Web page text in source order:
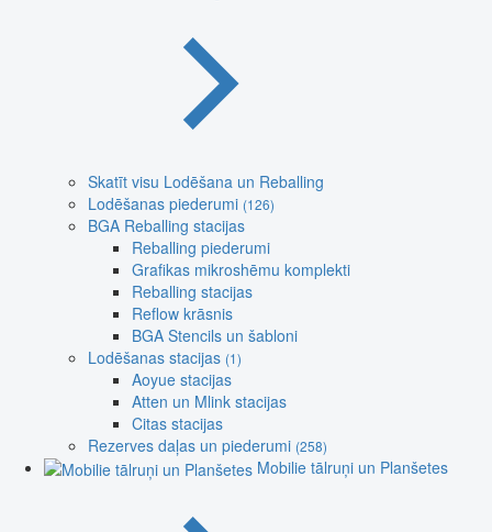
Skatīt visu Lodēšana un Reballing
Lodēšanas piederumi (126)
BGA Reballing stacijas
Reballing piederumi
Grafikas mikroshēmu komplekti
Reballing stacijas
Reflow krāsnis
BGA Stencils un šabloni
Lodēšanas stacijas (1)
Aoyue stacijas
Atten un Mlink stacijas
Citas stacijas
Rezerves daļas un piederumi (258)
Mobilie tālruņi un Planšetes